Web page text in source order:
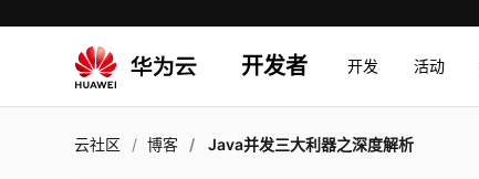
开发者 开发 活动
云社区 博客 Java并发三大利器之深度解析